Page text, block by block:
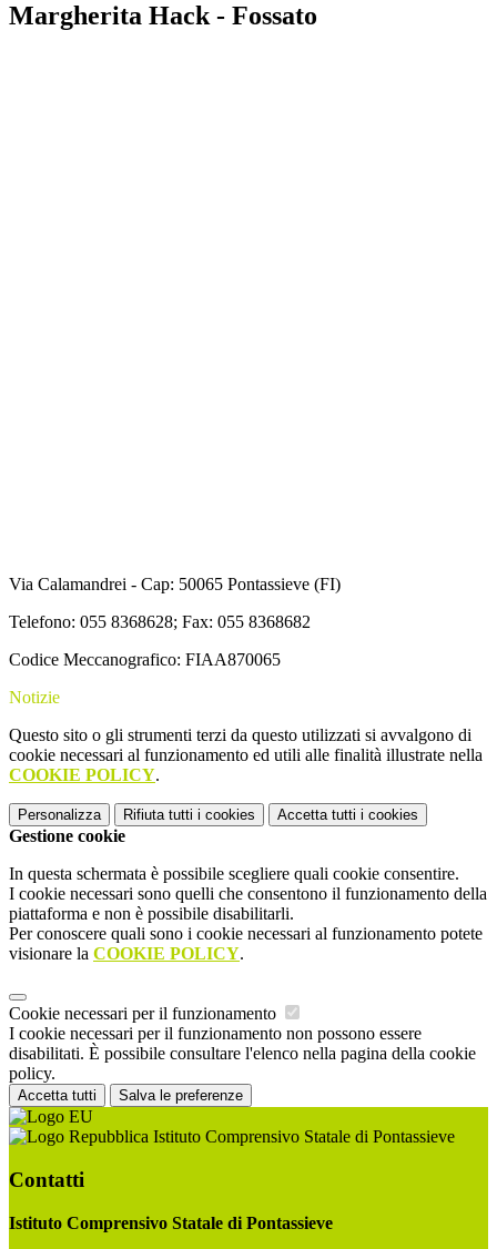
Margherita Hack - Fossato
Via Calamandrei - Cap: 50065 Pontassieve (FI)
Telefono: 055 8368628; Fax: 055 8368682
Codice Meccanografico: FIAA870065
Notizie
Questo sito o gli strumenti terzi da questo utilizzati si avvalgono di
cookie necessari al funzionamento ed utili alle finalità illustrate nella
COOKIE POLICY.
Personalizza Rifiuta tutti i cookies Accetta tutti i cookies
Gestione cookie
In questa schermata è possibile scegliere quali cookie consentire.
I cookie necessari sono quelli che consentono il funzionamento della
piattaforma e non è possibile disabilitarli.
Per conoscere quali sono i cookie necessari al funzionamento potete
visionare la COOKIE POLICY.
Cookie necessari per il funzionamento
I cookie necessari per il funzionamento non possono essere
disabilitati. È possibile consultare l'elenco nella pagina della cookie
policy.
Accetta tutti Salva le preferenze
Istituto Comprensivo Statale di Pontassieve
Contatti
Istituto Comprensivo Statale di Pontassieve